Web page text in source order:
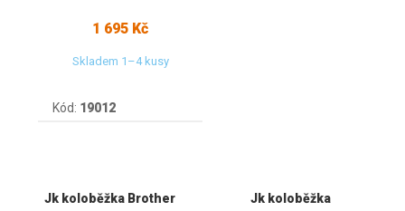
1 695 Kč
Skladem 1–4 kusy
Kód: 19012
Jk koloběžka Brother
Jk koloběžka